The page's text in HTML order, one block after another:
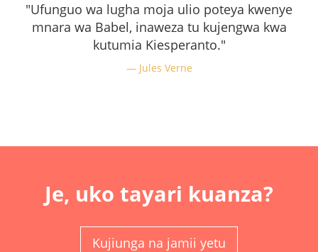
"Ufunguo wa lugha moja ulio poteya kwenye
mnara wa Babel, inaweza tu kujengwa kwa
kutumia Kiesperanto."
Jules Verne
Je, uko tayari kuanza?
Kujiunga na jamii yetu